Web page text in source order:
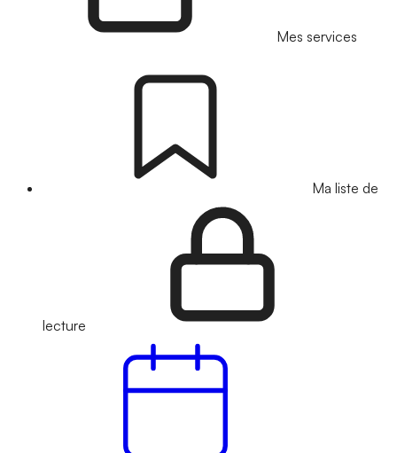
Mes services
Ma liste de
lecture